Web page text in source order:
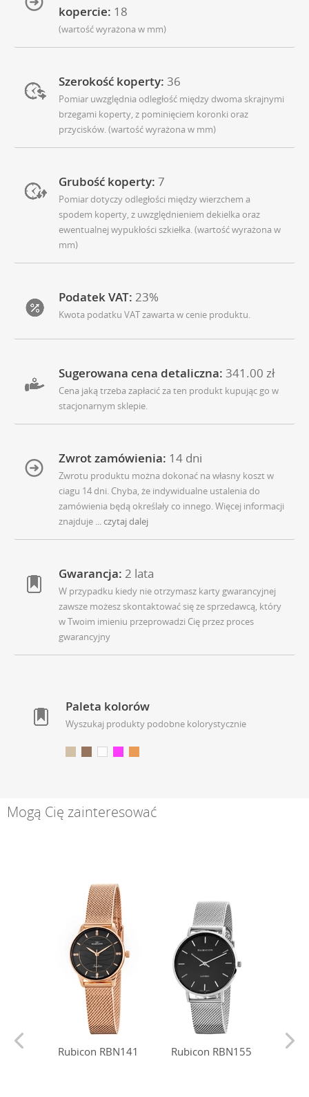
kopercie: 18
(wartość wyrażona w mm)
Szerokość koperty: 36
Pomiar uwzględnia odległość między dwoma skrajnymi
brzegami koperty, z pominięciem koronki oraz
przycisków. (wartość wyrażona w mm)
Grubość koperty: 7
Pomiar dotyczy odległości między wierzchem a
spodem koperty, z uwzględnieniem dekielka oraz
ewentualnej wypukłości szkiełka. (wartość wyrażona w
mm)
Podatek VAT: 23%
Kwota podatku VAT zawarta w cenie produktu.
Sugerowana cena detaliczna: 341.00 zł
Cena jaką trzeba zapłacić za ten produkt kupując go w
stacjonarnym sklepie.
Zwrot zamówienia: 14 dni
Zwrotu produktu można dokonać na własny koszt w
ciagu 14 dni. Chyba, że indywidualne ustalenia do
zamówienia będą określały co innego. Więcej informacji
znajduje ... czytaj dalej
Gwarancja: 2 lata
W przypadku kiedy nie otrzymasz karty gwarancyjnej
zawsze możesz skontaktować się ze sprzedawcą, który
w Twoim imieniu przeprowadzi Cię przez proces
gwarancyjny
Paleta kolorów
Wyszukaj produkty podobne kolorystycznie
Mogą Cię zainteresować
Rubicon RBN141 Rubicon RBN155